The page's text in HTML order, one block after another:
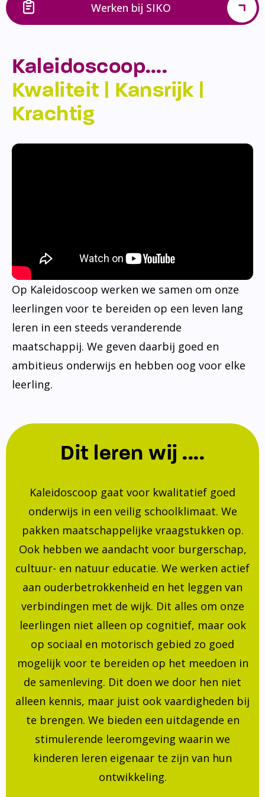
Werken bij SIKO
Kaleidoscoop….
Kwaliteit | Kansrijk |
Krachtig
Op Kaleidoscoop werken we samen om onze
leerlingen voor te bereiden op een leven lang
leren in een steeds veranderende
maatschappij. We geven daarbij goed en
ambitieus onderwijs en hebben oog voor elke
leerling.
Dit leren wij ....
Kaleidoscoop gaat voor kwalitatief goed
onderwijs in een veilig schoolklimaat. We
pakken maatschappelijke vraagstukken op.
Ook hebben we aandacht voor burgerschap,
cultuur- en natuur educatie. We werken actief
aan ouderbetrokkenheid en het leggen van
verbindingen met de wijk. Dit alles om onze
leerlingen niet alleen op cognitief, maar ook
op sociaal en motorisch gebied zo goed
mogelijk voor te bereiden op het meedoen in
de samenleving. Dit doen we door hen niet
alleen kennis, maar juist ook vaardigheden bij
te brengen. We bieden een uitdagende en
stimulerende leeromgeving waarin we
kinderen leren eigenaar te zijn van hun
ontwikkeling.